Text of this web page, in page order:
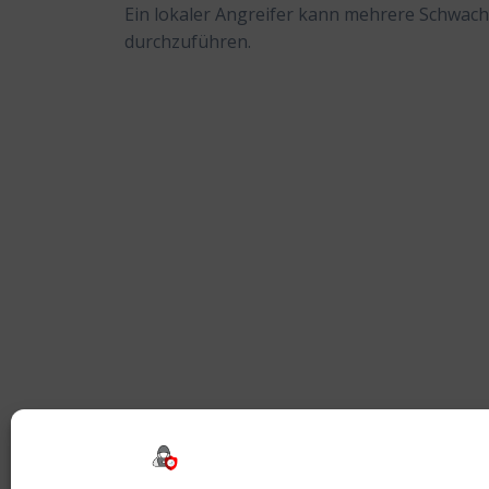
Ein lokaler Angreifer kann mehrere
durchzuführen.